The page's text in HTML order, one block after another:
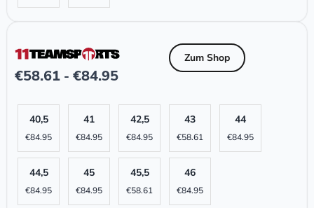
€58.61 - €84.95
Zum Shop
40,5
€84.95
41
€84.95
42,5
€84.95
43
€58.61
44
€84.95
44,5
€84.95
45
€84.95
45,5
€58.61
46
€84.95